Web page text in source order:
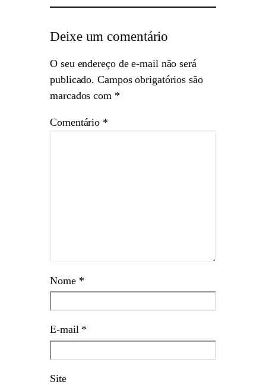
Deixe um comentário
O seu endereço de e-mail não será
publicado. Campos obrigatórios são
marcados com *
Comentário *
Nome *
E-mail *
Site